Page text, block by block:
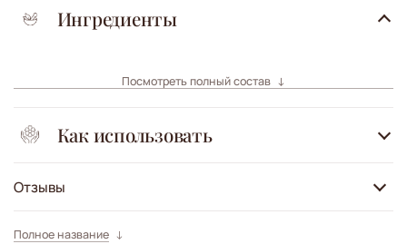
Ингредиенты
Посмотреть полный состав
Как использовать
Отзывы
Полное название